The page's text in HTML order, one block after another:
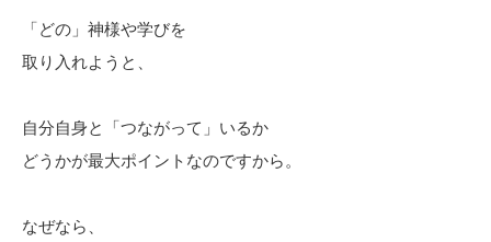
「どの」神様や学びを
取り入れようと、
自分自身と「つながって」いるか
どうかが最大ポイントなのですから。
なぜなら、